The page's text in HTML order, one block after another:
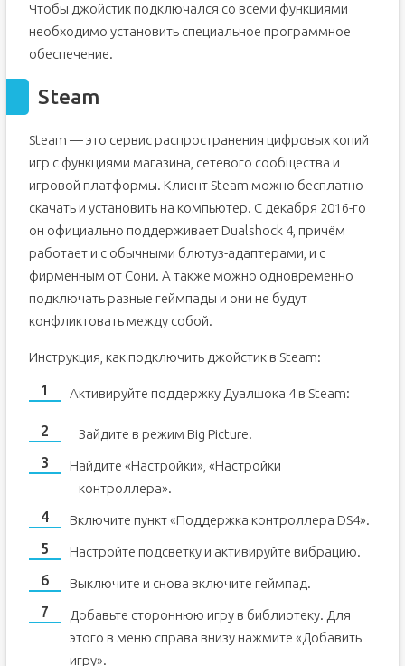
Чтобы джойстик подключался со всеми функциями
необходимо установить специальное программное
обеспечение.
Steam
Steam — это сервис распространения цифровых копий
игр с функциями магазина, сетевого сообщества и
игровой платформы. Клиент Steam можно бесплатно
скачать и установить на компьютер. С декабря 2016-го
он официально поддерживает Dualshock 4, причём
работает и с обычными блютуз-адаптерами, и с
фирменным от Сони. А также можно одновременно
подключать разные геймпады и они не будут
конфликтовать между собой.
Инструкция, как подключить джойстик в Steam:
Активируйте поддержку Дуалшока 4 в Steam:
Зайдите в режим Big Picture.
Найдите «Настройки», «Настройки
контроллера».
Включите пункт «Поддержка контроллера DS4».
Настройте подсветку и активируйте вибрацию.
Выключите и снова включите геймпад.
Добавьте стороннюю игру в библиотеку. Для
этого в меню справа внизу нажмите «Добавить
игру».